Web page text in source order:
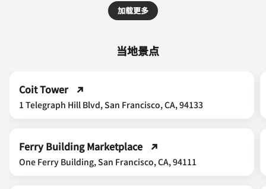
加载更多
当地景点
Coit Tower
1 Telegraph Hill Blvd, San Francisco, CA, 94133
Ferry Building Marketplace
One Ferry Building, San Francisco, CA, 94111